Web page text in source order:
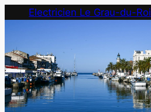
Electricien Le Grau-du-Roi